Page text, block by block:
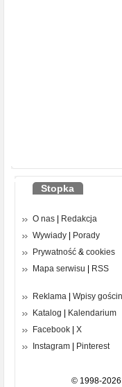
Stopka
O nas
Redakcja
Wywiady
Porady
Prywatność & cookies
Mapa serwisu
RSS
Reklama
Wpisy
Katalog
Kalendarium
Facebook
X
Instagram
Pinterest
© 1998-2026